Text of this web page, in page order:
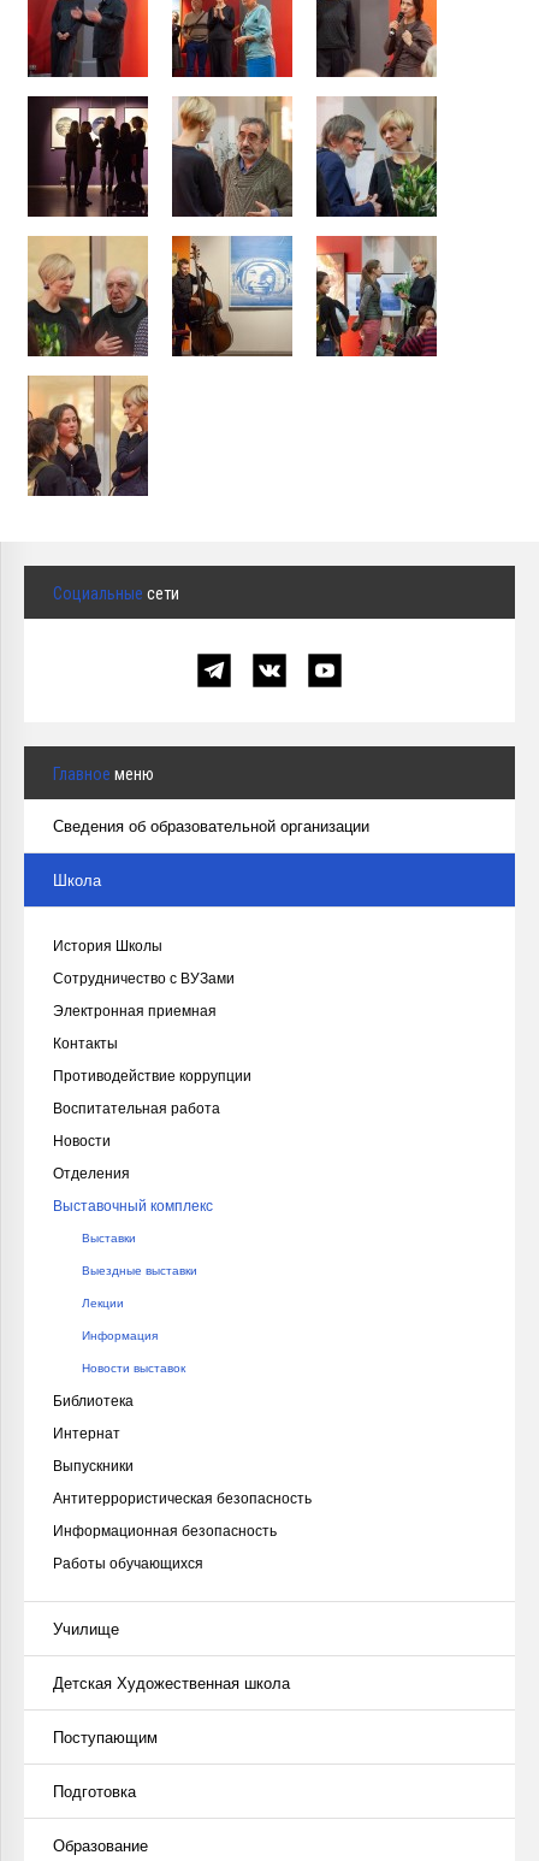
Социальные сети
Главное меню
Сведения об образовательной организации
Школа
История Школы
Сотрудничество с ВУЗами
Электронная приемная
Контакты
Противодействие коррупции
Воспитательная работа
Новости
Отделения
Выставочный комплекс
Выставки
Выездные выставки
Лекции
Информация
Новости выставок
Библиотека
Интернат
Выпускники
Антитеррористическая безопасность
Информационная безопасность
Работы обучающихся
Училище
Детская Художественная школа
Поступающим
Подготовка
Образование